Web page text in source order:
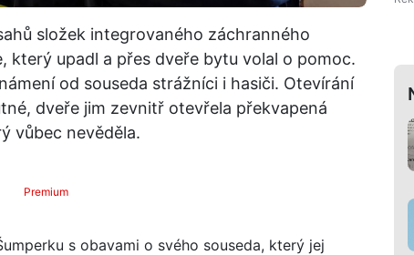
složek integrovaného záchranného
který upadl a přes dveře bytu volal o pomoc.
od souseda strážníci i hasiči. Otevírání
dveře jim zevnitř otevřela překvapená
vůbec nevěděla.
Premium
s obavami o svého souseda, který jej